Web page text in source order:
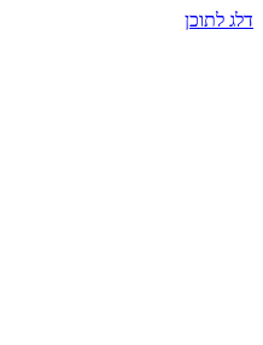
דלג לתוכן